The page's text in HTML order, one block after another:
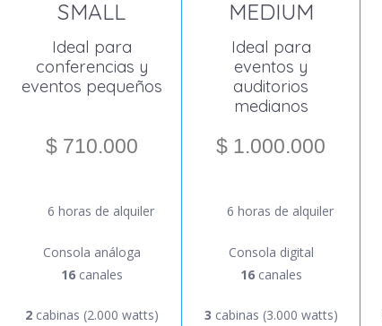
SMALL
Ideal para
conferencias y
eventos pequeños
$ 710.000
6 horas de alquiler
Consola análoga
16canales
2cabinas (2.000 watts)
MEDIUM
Ideal para
eventos y
auditorios
medianos
$ 1.000.000
6 horas de alquiler
Consola digital
16canales
3 cabinas (3.000 watts)